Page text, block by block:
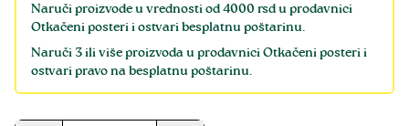
Naruči proizvode u vrednosti od 4000 rsd u prodavnici
Otkačeni posteri i ostvari besplatnu poštarinu.
Naruči 3 ili više proizvoda u prodavnici Otkačeni posteri i
ostvari pravo na besplatnu poštarinu.